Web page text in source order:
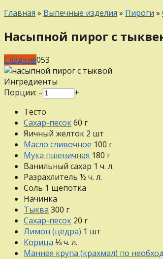
Главная » Выпечные изделия » Пироги »
Насыпной пирог с
Сладкие053
Ингредиенты
Порции: –
+
Тесто
Сахар-песок60 г
Яичный желток 2 шт
Масло сливочное 100 г
Мука пшеничная 180 г
Ванильный сахар 1 ч. л.
Разрахлитель ½ ч. л.
Соль 1 щепотка
Начинка
Тыква 300 г
Сахар-песок 20 г
Лимон (цедра) 1 шт
Корица ⅓ч. л.
Манная крупа (крахмал) по